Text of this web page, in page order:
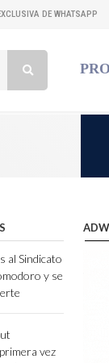
DE WHATSAPP
al Sindicato
y se
vez